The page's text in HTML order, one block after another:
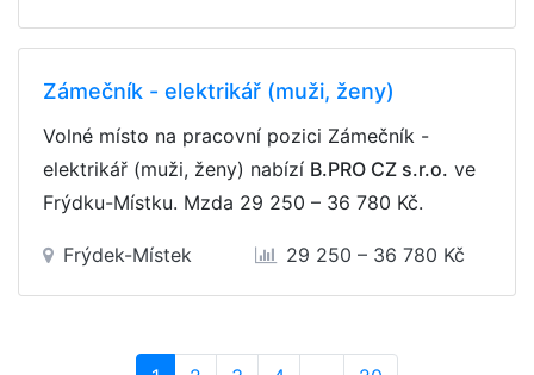
Zámečník - elektrikář (muži, ženy)
Volné místo na pracovní pozici Zámečník -
elektrikář (muži, ženy) nabízí B.PRO CZ s.r.o. ve
Frýdku-Místku. Mzda 29 250 – 36 780 Kč.
Frýdek-Místek 29 250 – 36 780 Kč